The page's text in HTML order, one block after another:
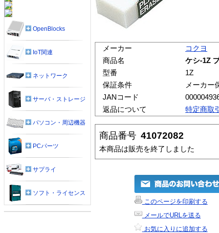
メーカー
コクヨ
商品名
ケシ-1Z
型番
1Z
保証条件
メーカー
JANコード
返品について
特定商取
商品番号 41072082
本商品は販売を終了しました
このページを印刷する
メールでURLを送る
お気に入りに追加する
OpenBlocks
IoT関連
ネットワーク
サーバ・ストレージ
パソコン・周辺機器
PCパーツ
サプライ
ソフト・ライセンス